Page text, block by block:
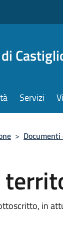
Servizi
>
in